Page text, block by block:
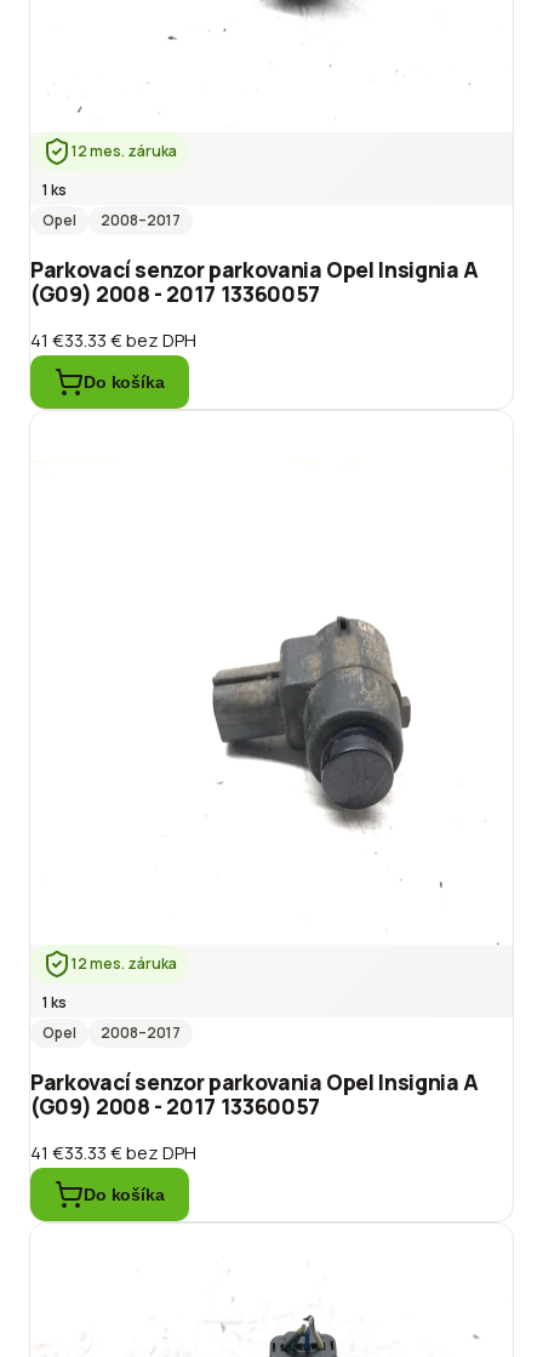
12 mes. záruka
1 ks
Opel
2008–2017
Parkovací senzor parkovania Opel Insignia A
(G09) 2008 - 2017 13360057
41 €33.33 €bez DPH
Do košíka
12 mes. záruka
1 ks
Opel
2008–2017
Parkovací senzor parkovania Opel Insignia A
(G09) 2008 - 2017 13360057
41 €33.33 €bez DPH
Do košíka